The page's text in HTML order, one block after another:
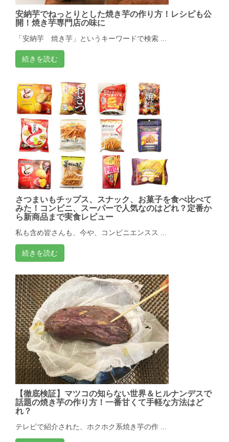
安納芋でねっとりとした焼き芋の作り方！レシピも公
開！焼き芋専門店の味に
「安納芋 焼き芋」というキーワードで検索 ...
続きを読む
さつまいもチップス、スナック、お菓子を食べ比べて
みた！コンビニ、スーパーで人気なのはどれ？定番か
ら新商品まで実食レビュー
私も含め皆さんも、今や、コンビニエンスス ...
続きを読む
【徹底検証】マツコの知らない世界＆ヒルナンデスで
話題の焼き芋の作り方！一番甘くて手軽な方法はど
れ？
テレビで紹介された、ホクホク系焼き芋の作 ...